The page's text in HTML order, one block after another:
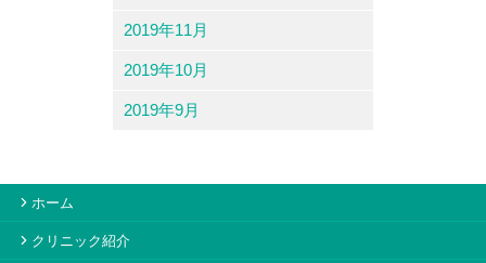
2019年11月
2019年10月
2019年9月
ホーム
クリニック紹介